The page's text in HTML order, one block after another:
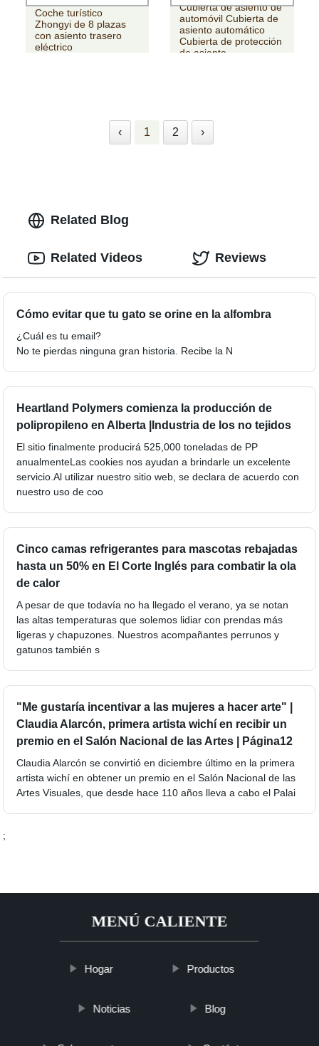
Coche turístico
Zhongyi de 8 plazas
con asiento trasero
eléctrico
Cubierta de asiento de
automóvil Cubierta de
asiento automático
Cubierta de protección
de asiento
‹ 1 2 ›
Related Blog
Cómo evitar que tu gato se orine en la alfombra
¿Cuál es tu email?
No te pierdas ninguna gran historia. Recibe la N
Heartland Polymers comienza la producción de
polipropileno en Alberta |Industria de los no tejidos
El sitio finalmente producirá 525,000 toneladas de PP
anualmenteLas cookies nos ayudan a brindarle un excelente
servicio.Al utilizar nuestro sitio web, se declara de acuerdo con
nuestro uso de coo
Cinco camas refrigerantes para mascotas rebajadas
hasta un 50% en El Corte Inglés para combatir la ola
de calor
A pesar de que todavía no ha llegado el verano, ya se notan
las altas temperaturas que solemos lidiar con prendas más
ligeras y chapuzones. Nuestros acompañantes perrunos y
gatunos también s
"Me gustaría incentivar a las mujeres a hacer arte" |
Claudia Alarcón, primera artista wichí en recibir un
premio en el Salón Nacional de las Artes | Página12
Claudia Alarcón se convirtió en diciembre último en la primera
artista wichí en obtener un premio en el Salón Nacional de las
Artes Visuales, que desde hace 110 años lleva a cabo el Palai
;
Related Videos Reviews
MENÚ CALIENTE
Hogar Productos
Noticias Blog